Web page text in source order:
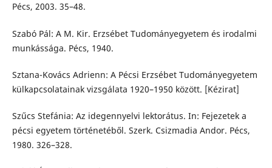
Pécs, 2003. 35–48.
Szabó Pál: A M. Kir. Erzsébet Tudományegyetem és irodalmi
munkássága. Pécs, 1940.
Sztana-Kovács Adrienn: A Pécsi Erzsébet Tudományegyetem
külkapcsolatainak vizsgálata 1920–1950 között. [Kézirat]
Szűcs Stefánia: Az idegennyelvi lektorátus. In: Fejezetek a
pécsi egyetem történetéből. Szerk. Csizmadia Andor. Pécs,
1980. 326–328.